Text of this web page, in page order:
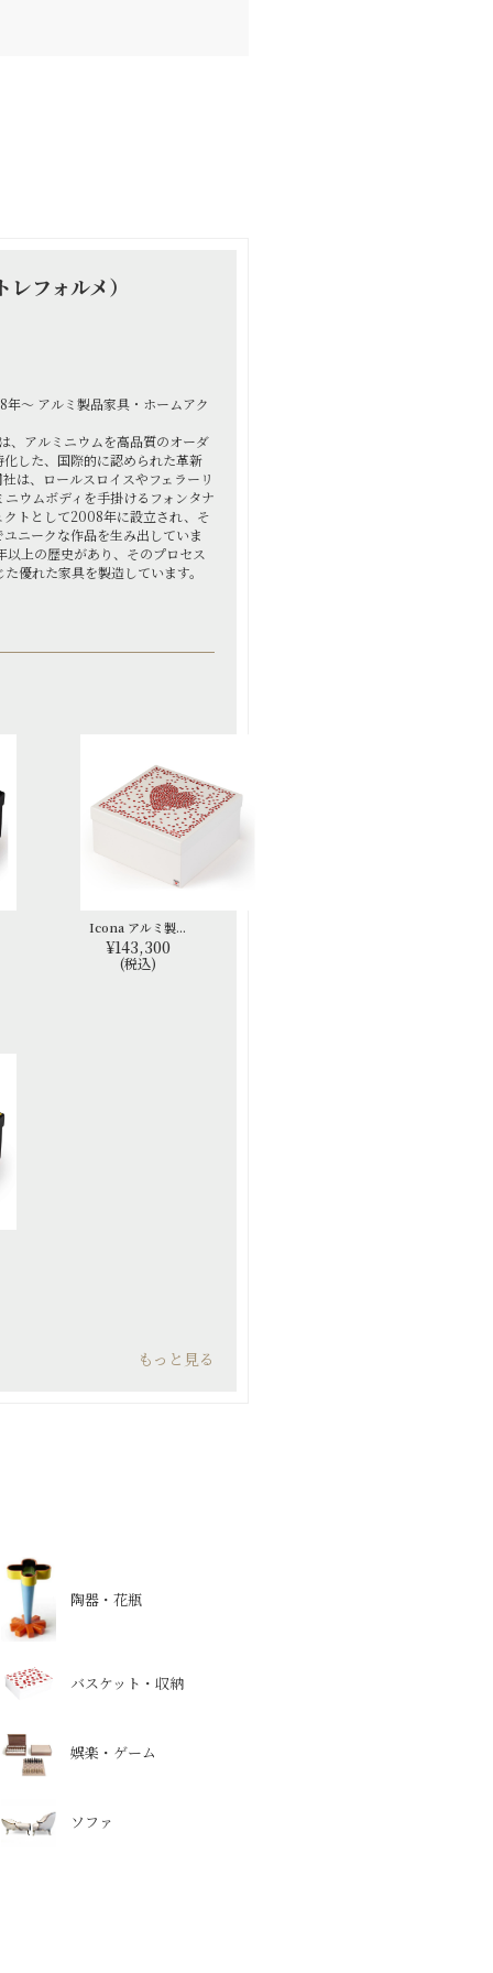
フォルメ）
～ アルミ製品家具・ホームアク
アルミニウムを高品質のオーダ
した、国際的に認められた革新
は、ロールスロイスやフェラーリ
ウムボディを手掛けるフォンタナ
クトとして2008年に設立され、そ
ニークな作品を生み出していま
上の歴史があり、そのプロセス
優れた家具を製造しています。
Icona アルミ製...
¥143,300
(税込)
もっと見る
陶器・花瓶
バスケット・収納
娯楽・ゲーム
ソファ